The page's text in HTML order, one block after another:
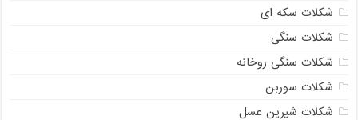
شکلات سکه ای
شکلات سنگی
شکلات سنگی روخانه
شکلات سوربن
شکلات شیرین عسل